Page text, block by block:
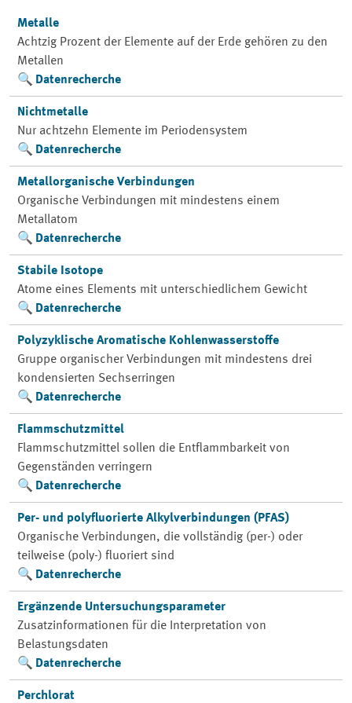
Metalle
Achtzig Prozent der Elemente auf der Erde gehören zu den
Metallen
Datenrecherche
Nichtmetalle
Nur achtzehn Elemente im Periodensystem
Datenrecherche
Metallorganische Verbindungen
Organische Verbindungen mit mindestens einem
Metallatom
Datenrecherche
Stabile Isotope
Atome eines Elements mit unterschiedlichem Gewicht
Datenrecherche
Polyzyklische Aromatische Kohlenwasserstoffe
Gruppe organischer Verbindungen mit mindestens drei
kondensierten Sechserringen
Datenrecherche
Flammschutzmittel
Flammschutzmittel sollen die Entflammbarkeit von
Gegenständen verringern
Datenrecherche
Per- und polyfluorierte Alkylverbindungen (PFAS)
Organische Verbindungen, die vollständig (per-) oder
teilweise (poly-) fluoriert sind
Datenrecherche
Ergänzende Untersuchungsparameter
Zusatzinformationen für die Interpretation von
Belastungsdaten
Datenrecherche
Perchlorat